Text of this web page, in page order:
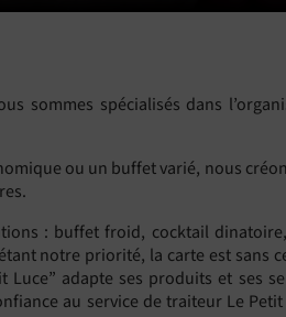
sommes spécialisés dans
ou un buffet varié, nous
: buffet froid, cocktail
notre priorité, la carte est sans
adapte ses produits et ses
au service de traiteur Le